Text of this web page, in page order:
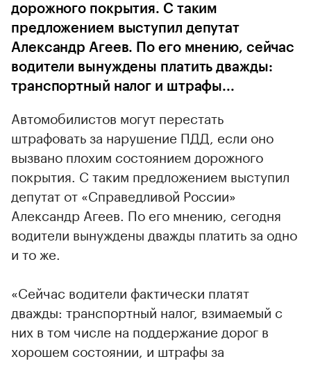
дорожного покрытия. С таким
предложением выступил депутат
Александр Агеев. По его мнению, сейчас
водители вынуждены платить дважды:
транспортный налог и штрафы...
Автомобилистов могут перестать
штрафовать за нарушение ПДД, если оно
вызвано плохим состоянием дорожного
покрытия. С таким предложением выступил
депутат от «Справедливой России»
Александр Агеев. По его мнению, сегодня
водители вынуждены дважды платить за одно
и то же.
«Сейчас водители фактически платят
дважды: транспортный налог, взимаемый с
них в том числе на поддержание дорог в
хорошем состоянии, и штрафы за